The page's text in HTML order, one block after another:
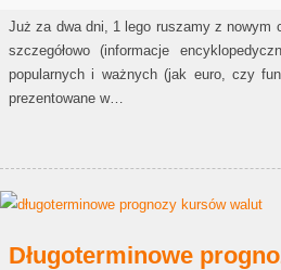
Już za dwa dni, 1 lego ruszamy z
szczegółowo (informacje
popularnych i ważnych (jak euro, czy
prezentowane w…
Długoterminowe